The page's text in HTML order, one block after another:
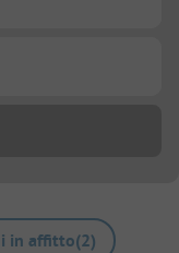
in affitto(2)